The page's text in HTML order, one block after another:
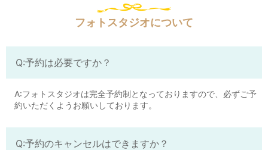
フォトスタジオについて
Q:予約は必要ですか？
A:フォトスタジオは完全予約制となっておりますので、必ずご予
約いただくようお願いしております。
Q:予約のキャンセルはできますか？